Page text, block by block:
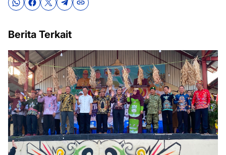
Berita Terkait